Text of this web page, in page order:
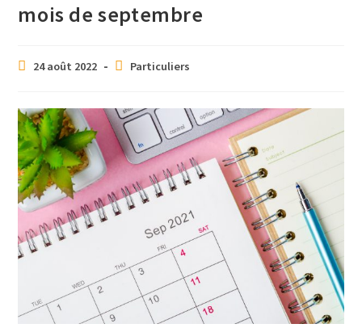
mois de septembre
24 août 2022 Particuliers